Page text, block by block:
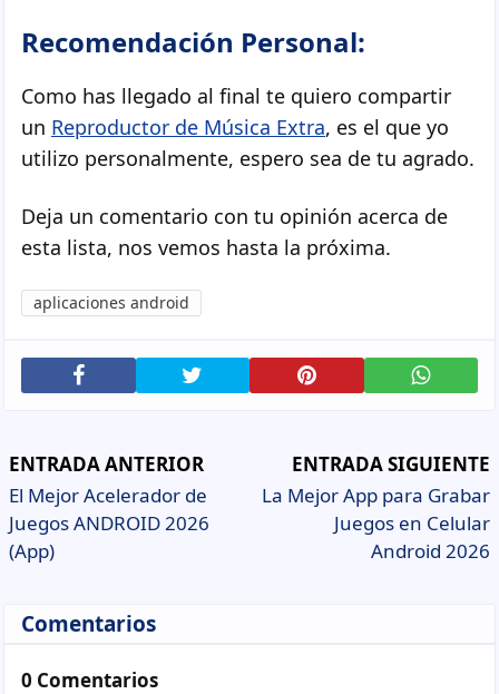
Recomendación Personal:
Como has llegado al final te quiero compartir
un Reproductor de Música Extra, es el que yo
utilizo personalmente, espero sea de tu agrado.
Deja un comentario con tu opinión acerca de
esta lista, nos vemos hasta la próxima.
aplicaciones android
ENTRADA SIGUIENTE
La Mejor App para Grabar
Juegos en Celular
Android 2026
ENTRADA ANTERIOR
El Mejor Acelerador de
Juegos ANDROID 2026
(App)
Comentarios
0 Comentarios